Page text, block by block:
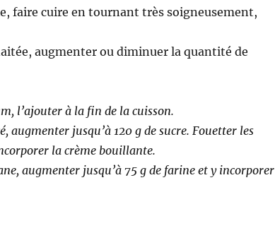
faire cuire en tournant très soigneusement,
augmenter ou diminuer la quantité de
l’ajouter à la fin de la cuisson.
augmenter jusqu’à 120 g de sucre. Fouetter les
la crème bouillante.
augmenter jusqu’à 75 g de farine et y incorporer